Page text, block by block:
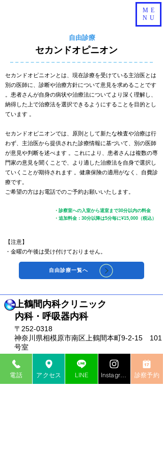
ME
NU
セカンドオピニオン
セカンドオピニオンとは、現在診療を受けている主治医とは
別の医師に、診断や治療方針について意見を求めることです
。患者さんが自身の病状や治療法についてより深く理解し、
納得した上で治療法を選択できるようにすることを目的とし
ています 。
セカンドオピニオンでは、原則として新たな検査や治療は行
わず、主治医から提供された診療情報に基づいて、別の医師
が意見や判断を述べます 。これにより、患者さんは複数の専
門家の意見を聞くことで、より適した治療法を自身で選択し
ていくことが期待されます 。健康保険の適用がなく、自費診
療です。
ご希望の方はお電話でのご予約お願いいたします。
自由診療
・ 診察室への入室から退室まで30分以内の料金
​・ 追加料金：30分以降は5分毎に¥15,000（税込）
【注意】
​・金曜の午後は受け付けておりません。
自由診療一覧へ
TEL：042-705-1975
診療時間：9:00~12:30/14:00~17:30
土曜：13:00まで
上鶴間内科クリニック
​内科・呼吸器内科
〒252-0318
神奈川県相模原市南区上鶴間本町9-2-15 101
号室
電話 アクセス LINE 診察予約